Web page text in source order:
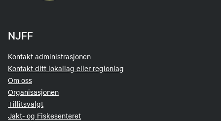
NJFF
Kontakt administrasjonen
Kontakt ditt lokallag eller regionlag
Om oss
Organisasjonen
Tillitsvalgt
Jakt- og Fiskesenteret